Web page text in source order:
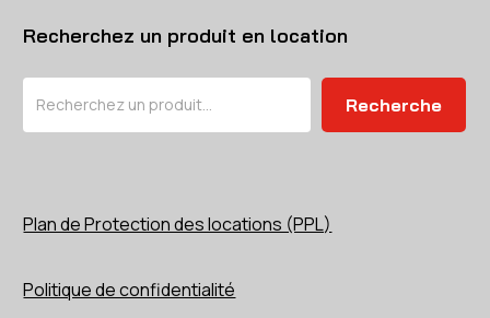
Recherchez un produit en location
Recherche
Plan de Protection des locations (PPL)
Politique de confidentialité